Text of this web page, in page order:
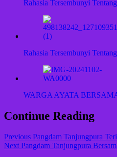
Rahasia Tersembunyi
Rahasia Tersembunyi
WARGA AYATA
Continue Reading
Previous Pangdam Tanjungpura
Next Pangdam Tanjungpura